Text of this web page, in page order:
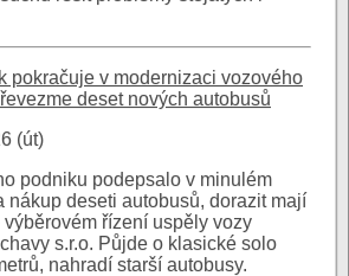
pokračuje v modernizaci vozového
deset nových autobusů
(út)
podniku podepsalo v minulém
nákup deseti autobusů, dorazit mají
výběrovém řízení uspěly vozy
s.r.o. Půjde o klasické solo
nahradí starší autobusy.